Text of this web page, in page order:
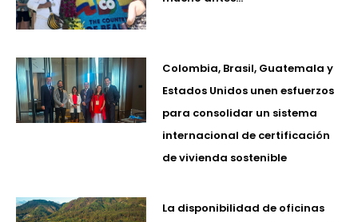
Colombia, Brasil, Guatemala y
Estados Unidos unen esfuerzos
para consolidar un sistema
internacional de certificación
de vivienda sostenible
La disponibilidad de oficinas